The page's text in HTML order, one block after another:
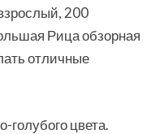
200
Рица обзорная
отличные
голубого цвета.